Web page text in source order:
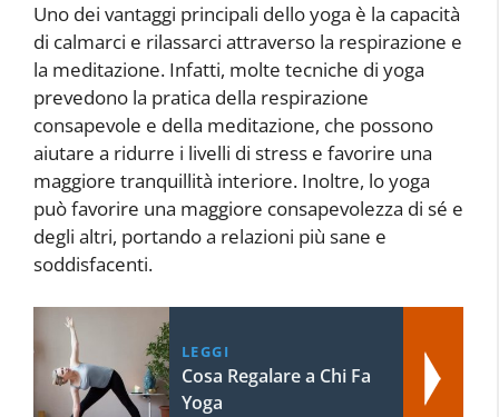
Uno dei vantaggi principali dello yoga è la capacità
di calmarci e rilassarci attraverso la respirazione e
la meditazione. Infatti, molte tecniche di yoga
prevedono la pratica della respirazione
consapevole e della meditazione, che possono
aiutare a ridurre i livelli di stress e favorire una
maggiore tranquillità interiore. Inoltre, lo yoga
può favorire una maggiore consapevolezza di sé e
degli altri, portando a relazioni più sane e
soddisfacenti.
LEGGI
Cosa Regalare a Chi Fa
Yoga